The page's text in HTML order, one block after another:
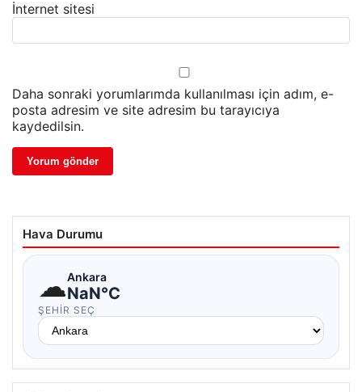
İnternet sitesi
Daha sonraki yorumlarımda kullanılması için adım, e-
posta adresim ve site adresim bu tarayıcıya
kaydedilsin.
Hava Durumu
☁Ankara
NaN°C
ŞEHIR SEÇ